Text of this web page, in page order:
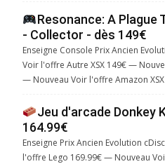
Resonance: A Plague
- Collector - dès 149€
Enseigne Console Prix Ancien
Voir l'offre Autre XSX 149€ —
— Nouveau Voir l'offre Amazon
Jeu d'arcade Donkey
164.99€
Enseigne Prix Ancien Evolution
l'offre Lego 169.99€ — Nouveau